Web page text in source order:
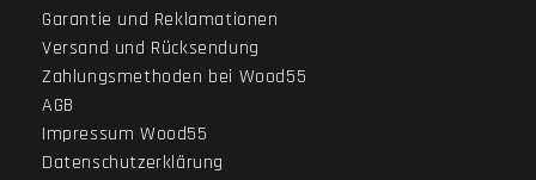
Garantie und Reklamationen
Versand und Rücksendung
Zahlungsmethoden bei Wood55
AGB
Impressum Wood55
Datenschutzerklärung